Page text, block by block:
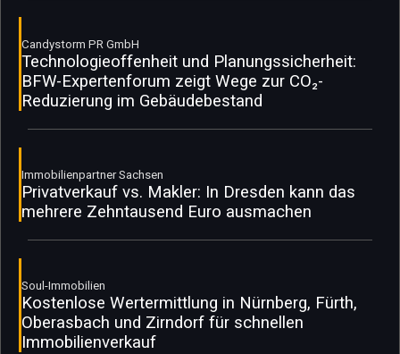
Candystorm PR GmbH
Technologieoffenheit und Planungssicherheit:
BFW-Expertenforum zeigt Wege zur CO₂-
Reduzierung im Gebäudebestand
Immobilienpartner Sachsen
Privatverkauf vs. Makler: In Dresden kann das
mehrere Zehntausend Euro ausmachen
Soul-Immobilien
Kostenlose Wertermittlung in Nürnberg, Fürth,
Oberasbach und Zirndorf für schnellen
Immobilienverkauf